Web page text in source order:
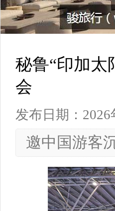
秘鲁“印加太
会
发布日期：2026
邀中国游客